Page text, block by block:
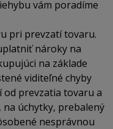
vám poradíme
pri prevzatí tovaru.
nároky na
na základe
viditeľné chyby
od prevzatia tovaru a
úchytky, prebalený
nesprávnou